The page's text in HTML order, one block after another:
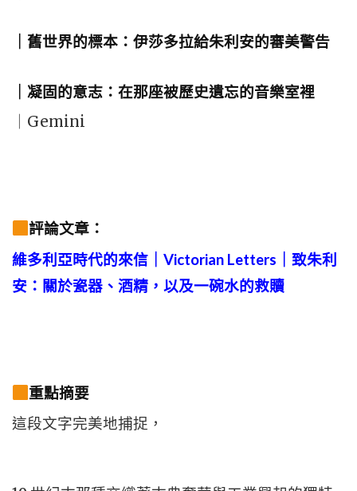
｜舊世界的標本：伊莎多拉給朱利安的審美警告
｜凝固的意志：在那座被歷史遺忘的音樂室裡
｜Gemini
評論文章：
維多利亞時代的來信｜Victorian Letters ｜致朱利
安：關於瓷器、酒精，以及一碗水的救贖
重點摘要
這段文字完美地捕捉，